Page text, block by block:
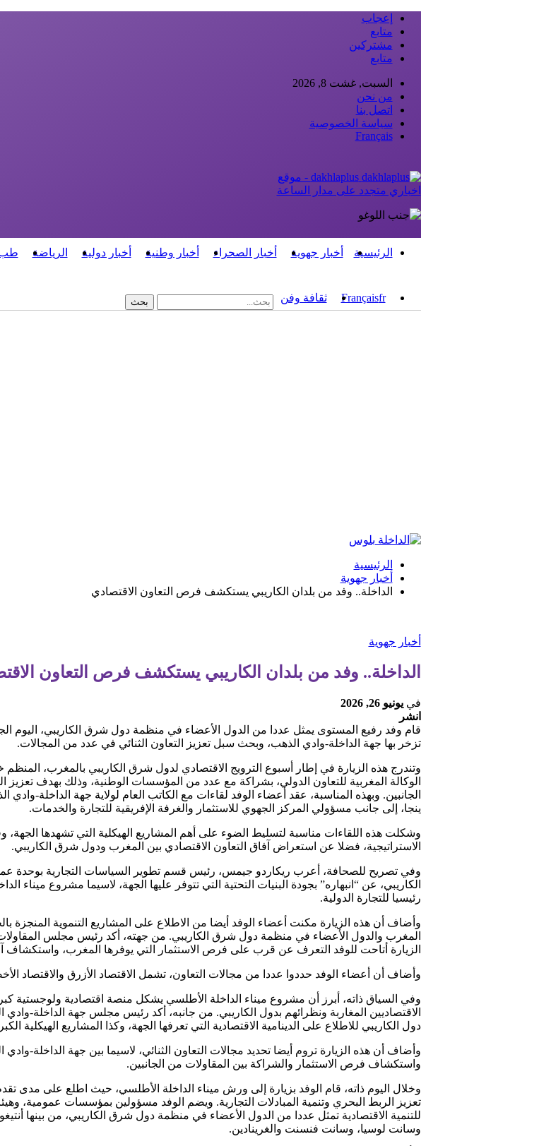
إعجاب
متابع
مشتركين
متابع
السبت, غشت 8, 2026
من نحن
اتصل بنا
سياسة الخصوصية
Français
dakhlaplus - موقع
اخباري متجدد على مدار الساعة
الرئيسية أخبار جهوية أخبار الصحراء أخبار وطنية أخبار دولية الرياضة
Françaisfr ثقافة وفن
الرئيسية
أخبار جهوية
الداخلة.. وفد من بلدان الكاريبي يستكشف فرص التعاون الاقتصادي
أخبار جهوية
الداخلة.. وفد من بلدان الكاريبي يستكشف فرص التعاون
فييونيو 26, 2026
انشر
قام وفد رفيع المستوى يمثل عددا من الدول الأعضاء في منظمة دول شرق الكاريبي، اليوم
تزخر بها جهة الداخلة-وادي الذهب، وبحث سبل تعزيز التعاون الثنائي في عدد من المجالات.
الوكالة المغربية للتعاون الدولي، بشراكة مع عدد من المؤسسات الوطنية، وذلك بهدف تعزيز
الجانبين. وبهذه المناسبة، عقد أعضاء الوفد لقاءات مع الكاتب العام لولاية جهة الداخلة-
ينجا، إلى جانب مسؤولي المركز الجهوي للاستثمار والغرفة الإفريقية للتجارة والخدمات.
وشكلت هذه اللقاءات مناسبة لتسليط الضوء على أهم المشاريع الهيكلية التي تشهدها
الاستراتيجية، فضلا عن استعراض آفاق التعاون الاقتصادي بين المغرب ودول شرق الكاريبي.
وفي تصريح للصحافة، أعرب ريكاردو جيمس، رئيس قسم تطوير السياسات التجارية بوحدة
الكاريبي، عن “انبهاره” بجودة البنيات التحتية التي تتوفر عليها الجهة، لاسيما مشروع
رئيسيا للتجارة الدولية.
وأضاف أن هذه الزيارة مكنت أعضاء الوفد أيضا من الاطلاع على المشاريع التنموية المنجزة
المغرب والدول الأعضاء في منظمة دول شرق الكاريبي. من جهته، أكد رئيس مجلس
الزيارة أتاحت للوفد التعرف عن قرب على فرص الاستثمار التي يوفرها المغرب، واستكشاف
وأضاف أن أعضاء الوفد حددوا عددا من مجالات التعاون، تشمل الاقتصاد الأزرق والاقتصاد
وفي السياق ذاته، أبرز أن مشروع ميناء الداخلة الأطلسي يشكل منصة اقتصادية ولوجستية
الاقتصاديين المغاربة ونظرائهم بدول الكاريبي. من جانبه، أكد رئيس مجلس جهة الداخلة-
دول الكاريبي للاطلاع على الدينامية الاقتصادية التي تعرفها الجهة، وكذا المشاريع الهيكلية
وأضاف أن هذه الزيارة تروم أيضا تحديد مجالات التعاون الثنائي، لاسيما بين جهة الداخلة-
واستكشاف فرص الاستثمار والشراكة بين المقاولات من الجانبين.
وخلال اليوم ذاته، قام الوفد بزيارة إلى ورش ميناء الداخلة الأطلسي، حيث اطلع على مدى
تعزيز الربط البحري وتنمية المبادلات التجارية. ويضم الوفد مسؤولين بمؤسسات عمومية،
للتنمية الاقتصادية تمثل عددا من الدول الأعضاء في منظمة دول شرق الكاريبي، من بينها
وسانت لوسيا، وسانت فنسنت والغرينادين.